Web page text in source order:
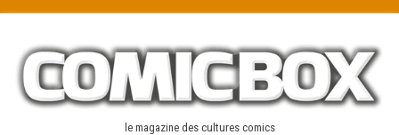
content
le magazine des cultures comics